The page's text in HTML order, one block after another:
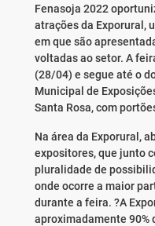
Fenasoja 2022
atrações da Exporural,
em que são
voltadas ao setor. A
(28/04) e segue até o
Municipal de
Santa Rosa, com
Na área da Exporural,
expositores, que junto
pluralidade de
onde ocorre a maior
durante a feira. ?A
aproximadamente 90%